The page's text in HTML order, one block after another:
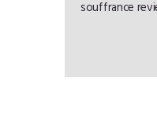
souffrance